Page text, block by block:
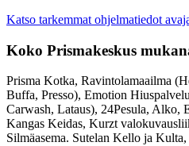
Katso tarkemmat ohjelmatiedot
Koko Prismakeskus
Prisma Kotka, Ravintolamaailma
Buffa, Presso), Emotion
Carwash, Lataus), 24Pesula, Alko,
Kangas Keidas, Kurzt
Silmäasema. Sutelan Kello ja